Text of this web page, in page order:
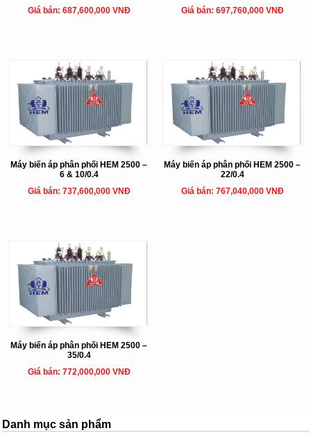
Giá bán: 687,600,000 VNĐ
Giá bán: 697,760,000 VNĐ
Máy biến áp phân phối HEM 2500 –
6 & 10/0.4
Giá bán: 737,600,000 VNĐ
Máy biến áp phân phối HEM 2500 –
22/0.4
Giá bán: 767,040,000 VNĐ
Máy biến áp phân phối HEM 2500 –
35/0.4
Giá bán: 772,000,000 VNĐ
Danh mục sản phẩm